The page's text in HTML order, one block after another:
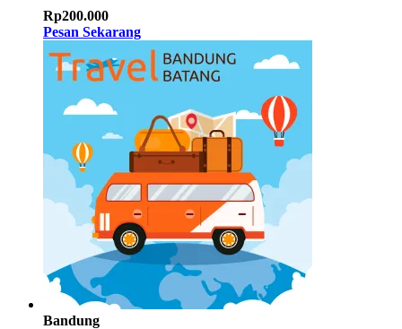
Rp200.000
Pesan Sekarang
Bandung